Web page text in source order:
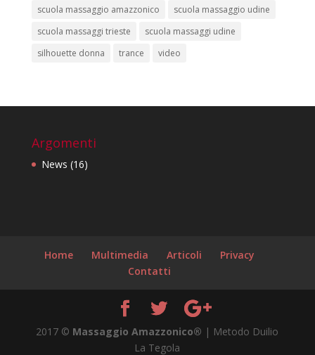
scuola massaggio amazzonico
scuola massaggio udine
scuola massaggi trieste
scuola massaggi udine
silhouette donna
trance video
Argomenti
News (16)
Home Multimedia Articoli
Privacy
Contatti
2017 © Massaggio Amazzonico® | Metodo Duilio
La Tegola